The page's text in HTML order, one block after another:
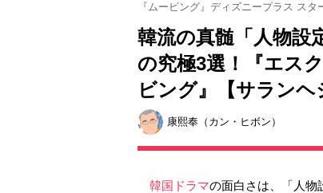
『ムービング』ディズニープラス スタ
韓流の真髄「人物設
の究極3選！『エス
ビング』【サランヘ
康熙奉（カン・ヒボン）
韓国ドラマの面白さは、「人物